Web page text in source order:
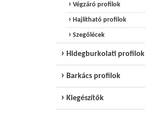
Végzáró profilok
Hajlítható profilok
Szegőlécek
Hidegburkolati profilok
Barkács profilok
Kiegészítők